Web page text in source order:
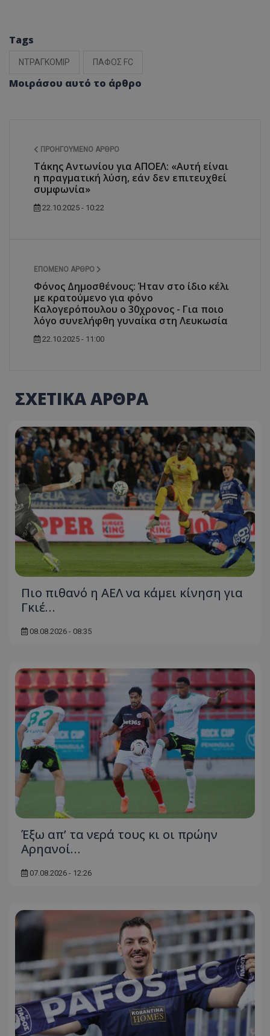
Tags
ΝΤΡΑΓΚΟΜΙΡ ΠΑΦΟΣ FC
Μοιράσου αυτό το άρθρο
ΠΡΟΗΓΟΎΜΕΝΟ ΆΡΘΡΟ
Τάκης Αντωνίου για ΑΠΟΕΛ: «Αυτή είναι
η πραγματική λύση, εάν δεν επιτευχθεί
συμφωνία»
22.10.2025 - 10:22
ΕΠΌΜΕΝΟ ΆΡΘΡΟ
Φόνος Δημοσθένους: Ήταν στο ίδιο κέλι
με κρατούμενο για φόνο
Καλογερόπουλου ο 30χρονος - Για ποιο
λόγο συνελήφθη γυναίκα στη Λευκωσία
22.10.2025 - 11:00
ΣΧΕΤΙΚΑ ΑΡΘΡΑ
Πιο πιθανό η ΑΕΛ να κάμει κίνηση για
Γκιέ…
08.08.2026 - 08:35
Έξω απ’ τα νερά τους κι οι πρώην
Αρηανοί…
07.08.2026 - 12:26